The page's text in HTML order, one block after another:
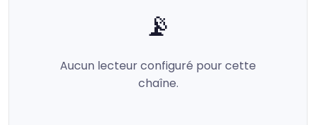
📡
Aucun lecteur configuré pour cette
chaîne.